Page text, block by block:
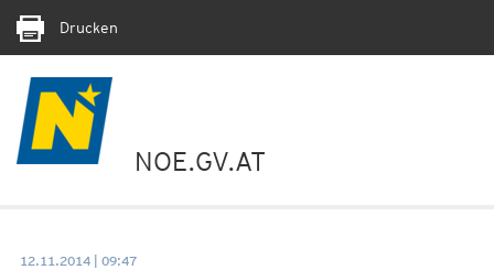
Drucken
NOE.GV.AT
12.11.2014 | 09:47